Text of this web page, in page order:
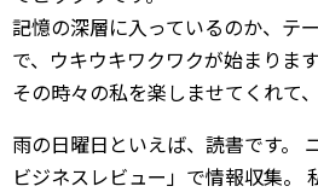
記憶の深層に入っているのか、テ
で、ウキウキワクワクが始まります
その時々の私を楽しませてくれて
雨の日曜日といえば、読書です。
ビジネスレビュー」で情報収集。